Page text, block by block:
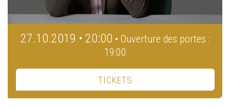
27.10.2019 • 20:00 • Ouverture des portes :
19:00
TICKETS